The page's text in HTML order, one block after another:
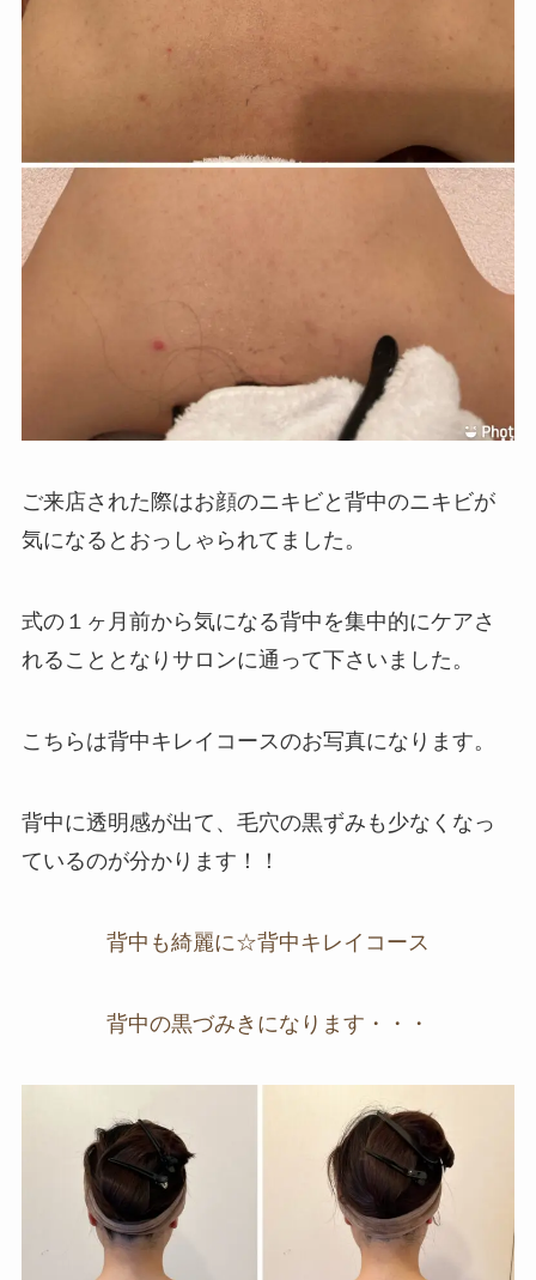
ご来店された際はお顔のニキビと背中のニキビが
気になるとおっしゃられてました。
式の１ヶ月前から気になる背中を集中的にケアさ
れることとなりサロンに通って下さいました。
こちらは背中キレイコースのお写真になります。
背中に透明感が出て、毛穴の黒ずみも少なくなっ
ているのが分かります！！
背中も綺麗に☆背中キレイコース
背中の黒づみきになります・・・